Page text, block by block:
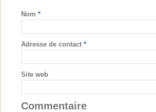
Nom *
Adresse de contact *
Site web
Commentaire